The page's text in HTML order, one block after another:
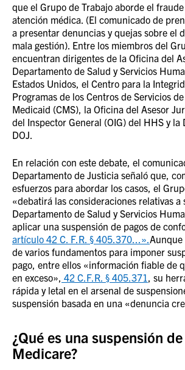
que el Grupo de Trabajo aborde el
atención médica. (El comunicado de
a presentar denuncias y quejas sobre el
mala gestión). Entre los miembros del
encuentran dirigentes de la Oficina del
Departamento de Salud y Servicios
Estados Unidos, el Centro para la
Programas de los Centros de Servicios
Medicaid (CMS), la Oficina del Asesor
del Inspector General (OIG) del HHS y la
DOJ.
En relación con este debate, el
Departamento de Justicia señaló que,
esfuerzos para abordar los casos, el
«debatirá las consideraciones relativas a
Departamento de Salud y Servicios
aplicar una suspensión de pagos de
artículo 42 C. F.R. § 405.370...».Aunque
de varios fundamentos para imponer
pago, entre ellos «información fiable de
en exceso», 42 C.F.R. § 405.371, su
rápida y letal en el arsenal de
suspensión basada en una «denuncia
¿Qué es una suspensión
Medicare?